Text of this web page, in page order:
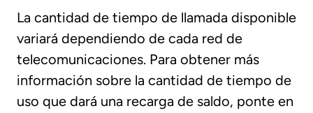
La cantidad de tiempo de llamada disponible
variará dependiendo de cada red de
telecomunicaciones. Para obtener más
información sobre la cantidad de tiempo de
uso que dará una recarga de saldo, ponte en